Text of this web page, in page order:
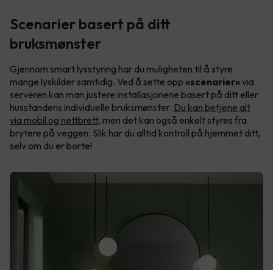
Scenarier basert på ditt
bruksmønster
Gjennom smart lysstyring har du muligheten til å styre
mange lyskilder samtidig. Ved å sette opp «scenarier»via
serveren kan man justere installasjonene basert på ditt eller
husstandens individuelle bruksmønster. Du kan betjene alt
via mobil og nettbrett, men det kan også enkelt styres fra
brytere på veggen. Slik har du alltid kontroll på hjemmet ditt,
selv om du er borte!